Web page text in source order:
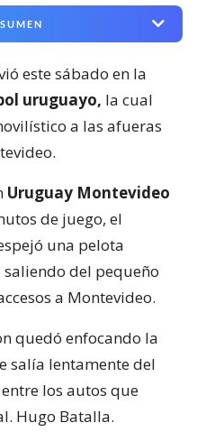
este sábado en la
uruguayo, la cual
a las afueras
Uruguay Montevideo
de juego, el
una pelota
del pequeño
a Montevideo.
quedó enfocando la
salía lentamente del
los autos que
Hugo Batalla.